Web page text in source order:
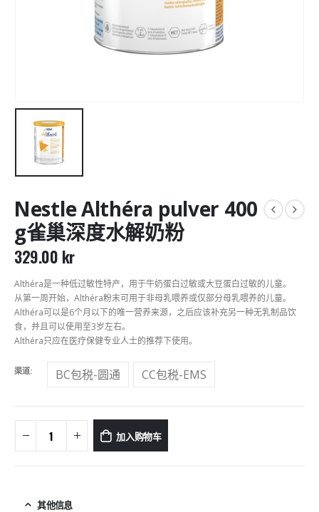
Nestle Althéra pulver 400
g雀巢深度水解奶粉
329.00 kr
Althéra是一种低过敏性特产，用于牛奶蛋白过敏或大豆蛋白过敏的儿童。
从第一周开始，Althéra粉末可用于非母乳喂养或仅部分母乳喂养的儿童。
Althéra可以是6个月以下的唯一营养来源，之后应该补充另一种无乳制品饮
食，并且可以使用至3岁左右。
Althéra只应在医疗保健专业人士的推荐下使用。
渠道 BC包税-圆通 CC包税-EMS
加入购物车
其他信息